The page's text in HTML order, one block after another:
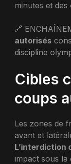
minutes et des
🔗
autorisés
discipline
Cibles
coups
Les zones de
avant et
L’interdiction
impact sous la